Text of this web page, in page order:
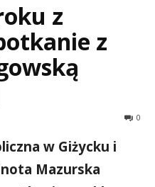
z
z
0
w Giżycku i
Mazurska